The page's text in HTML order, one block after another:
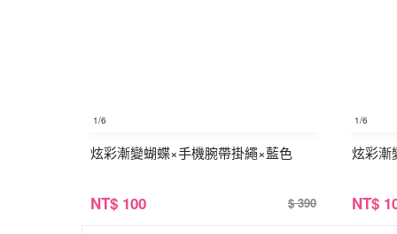
1/6
炫彩漸變蝴蝶×手機腕帶掛繩×藍色
NT$ 100 $ 390
1/6
炫彩漸
NT$